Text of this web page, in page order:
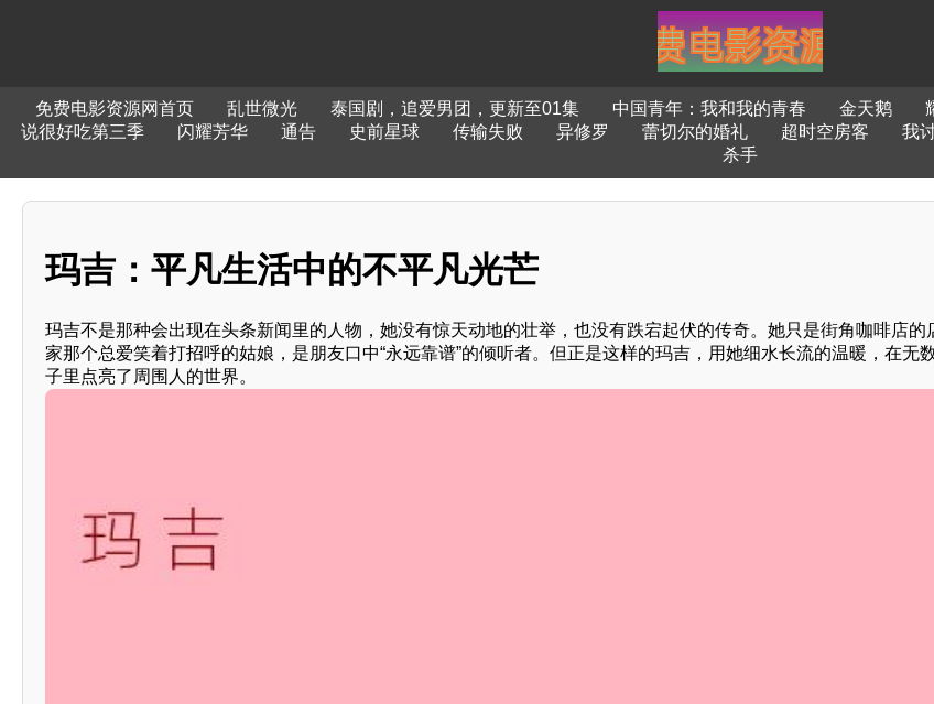
免费电影资源网首页 乱世微光 泰国剧，追爱男团，更新至01集 中国青年：我和我的青春 金天鹅
说很好吃第三季
闪耀芳华 通告 史前星球 传输失败 异修罗 蕾切尔的婚礼 超时空房客 我
杀手
玛吉：平凡生活中的不平凡光芒
玛吉不是那种会出现在头条新闻里的人物，她没有惊天动地的壮举，也没有跌宕起伏的传奇。她只是街角咖啡店的
家那个总爱笑着打招呼的姑娘，是朋友口中“永远靠谱”的倾听者。但正是这样的玛吉，用她细水长流的温暖，在无
子里点亮了周围人的世界。